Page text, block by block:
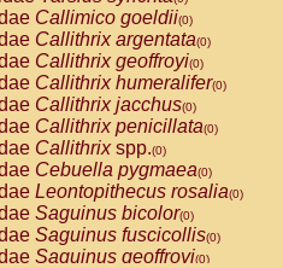
Callimico goeldii(0)
Callithrix argentata(0)
Callithrix geoffroyi(0)
Callithrix humeralifer(0)
Callithrix jacchus(0)
Callithrix penicillata(0)
Callithrixspp.(0)
Cebuella pygmaea(0)
Leontopithecus rosalia(0)
Saguinus bicolor(0)
Saguinus fuscicollis(0)
Saguinus geoffroyi(0)